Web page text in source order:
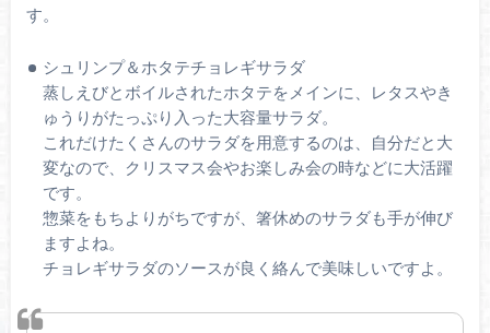
す。
シュリンプ＆ホタテチョレギサラダ
蒸しえびとボイルされたホタテをメインに、レタスやき
ゅうりがたっぷり入った大容量サラダ。
これだけたくさんのサラダを用意するのは、自分だと大
変なので、クリスマス会やお楽しみ会の時などに大活躍
です。
惣菜をもちよりがちですが、箸休めのサラダも手が伸び
ますよね。
チョレギサラダのソースが良く絡んで美味しいですよ。